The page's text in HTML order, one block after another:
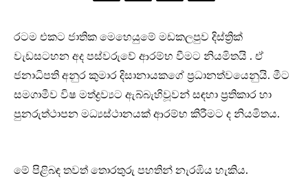
රටම එකට ජාතික මෙහෙයුමේ මඩකලපුව දිස්ත්‍රික්
වැඩසටහන අද පස්වරුවේ ආරම්භ වීමට නියමිතයි . ඒ
ජනාධිපති අනුර කුමාර දිසානායකගේ ප්‍රධානත්වයෙනුයි. මීට
සමගාමීව විෂ මත්ද්‍රව්‍යට ඇබ්බැහිවූවන් සඳහා ප්‍රතිකාර හා
පුනරුත්ථාපන මධ්‍යස්ථානයක් ආරම්භ කිරීමට ද නියමිතය.
මේ පිළිබඳ තවත් තොරතුරු පහතින් නැරඹිය හැකිය.